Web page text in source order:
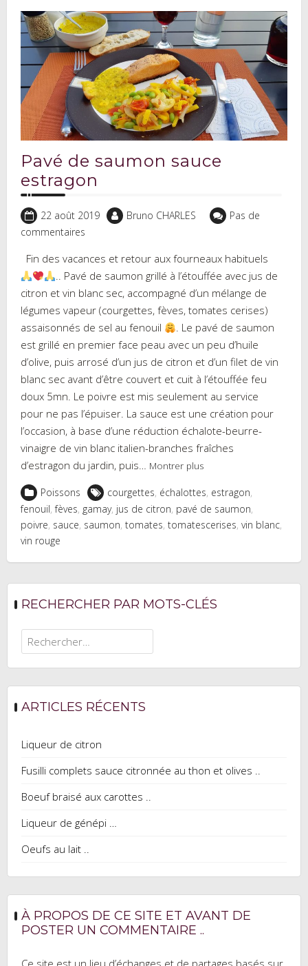
Pavé de saumon sauce
estragon
22 août 2019 Bruno CHARLES
Pas de
commentaires
Fin des vacances et retour aux fourneaux habituels
.. Pavé de saumon grillé à l’étouffée avec jus de
citron et vin blanc sec, accompagné d’un mélange de
légumes vapeur (courgettes, fèves, tomates cerises)
assaisonnés de sel au fenouil
. Le pavé de saumon
est grillé en premier face peau avec un peu d’huile
d’olive, puis arrosé d’un jus de citron et d’un filet de vin
blanc sec avant d’être couvert et cuit à l’étouffée feu
doux 5mn. Le poivre est mis seulement au service
pour ne pas l’épuiser. La sauce est une création pour
l’occasion, à base d’une réduction échalote-beurre-
vinaigre de vin blanc italien-branches fraîches
d’estragon du jardin, puis… Montrer plus
Poissons courgettes, échalottes, estragon,
fenouil,fèves, gamay, jus de citron, pavé de saumon,
poivre, sauce, saumon, tomates, tomatescerises, vin blanc,
vin rouge
RECHERCHER PAR MOTS-CLÉS
Rechercher :
ARTICLES RÉCENTS
Liqueur de citron
Fusilli complets sauce citronnée au thon et olives ..
Boeuf braisé aux carottes ..
Liqueur de génépi …
Oeufs au lait ..
À PROPOS DE CE SITE ET AVANT DE
POSTER UN COMMENTAIRE ..